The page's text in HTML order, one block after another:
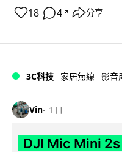
18 4 ↗ 分享
3C科技 家居無線 影音
Vin 1 日
DJI Mic Mini 2s